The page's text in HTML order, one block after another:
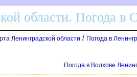
области. Погода в
Ленинградской области / Погода в
Погода в Волхове